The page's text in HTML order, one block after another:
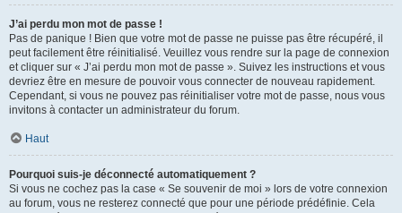
J’ai perdu mon mot de passe !
Pas de panique ! Bien que votre mot de passe ne puisse pas être récupéré, il
peut facilement être réinitialisé. Veuillez vous rendre sur la page de connexion
et cliquer sur « J’ai perdu mon mot de passe ». Suivez les instructions et vous
devriez être en mesure de pouvoir vous connecter de nouveau rapidement.
Cependant, si vous ne pouvez pas réinitialiser votre mot de passe, nous vous
invitons à contacter un administrateur du forum.
Haut
Pourquoi suis-je déconnecté automatiquement ?
Si vous ne cochez pas la case « Se souvenir de moi » lors de votre connexion
au forum, vous ne resterez connecté que pour une période prédéfinie. Cela